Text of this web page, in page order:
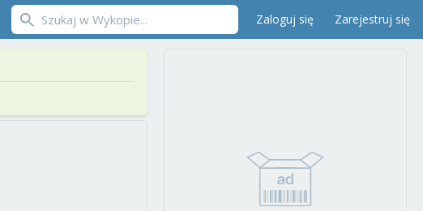
Zaloguj się Zarejestruj się